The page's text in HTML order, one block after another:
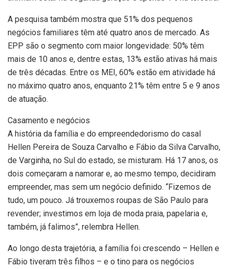
A pesquisa também mostra que 51% dos pequenos
negócios familiares têm até quatro anos de mercado. As
EPP são o segmento com maior longevidade: 50% têm
mais de 10 anos e, dentre estas, 13% estão ativas há mais
de três décadas. Entre os MEI, 60% estão em atividade há
no máximo quatro anos, enquanto 21% têm entre 5 e 9 anos
de atuação.
Casamento e negócios
A história da família e do empreendedorismo do casal
Hellen Pereira de Souza Carvalho e Fábio da Silva Carvalho,
de Varginha, no Sul do estado, se misturam. Há 17 anos, os
dois começaram a namorar e, ao mesmo tempo, decidiram
empreender, mas sem um negócio definido. “Fizemos de
tudo, um pouco. Já trouxemos roupas de São Paulo para
revender; investimos em loja de moda praia, papelaria e,
também, já falimos”, relembra Hellen.
Ao longo desta trajetória, a família foi crescendo – Hellen e
Fábio tiveram três filhos – e o tino para os negócios